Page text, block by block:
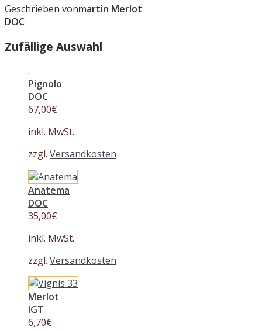
Geschrieben vonmartin Merlot
DOC
Zufällige Auswahl
Pignolo
DOC
67,00€
inkl. MwSt.
zzgl. Versandkosten
Anatema
DOC
35,00€
inkl. MwSt.
zzgl. Versandkosten
Merlot
IGT
6,70€